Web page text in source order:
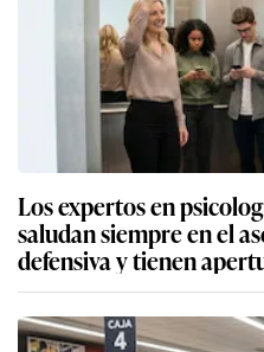
Los expertos en
saludan siempre en el
defensiva y tienen